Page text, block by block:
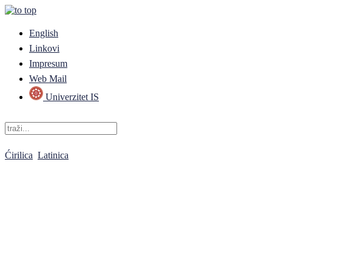
English
Linkovi
Impresum
Web Mail
Univerzitet IS
Ćirilica Latinica